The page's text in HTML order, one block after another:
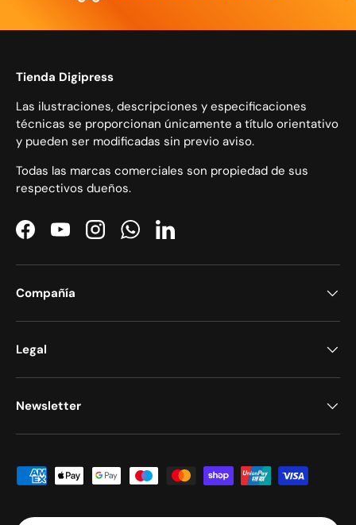
Tienda Digipress
Las ilustraciones, descripciones y especificaciones
técnicas se proporcionan únicamente a título orientativo
y pueden ser modificadas sin previo aviso.
Todas las marcas comerciales son propiedad de sus
respectivos dueños.
FacebookYouTubeInstagramWhatsAppLinkedIn
Compañía
Legal
Newsletter
Formas de pago aceptadas